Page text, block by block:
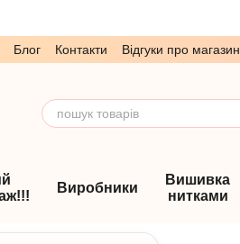
Блог Контакти Відгуки про магазин
користувача
Виробники
Вишивка
нитками